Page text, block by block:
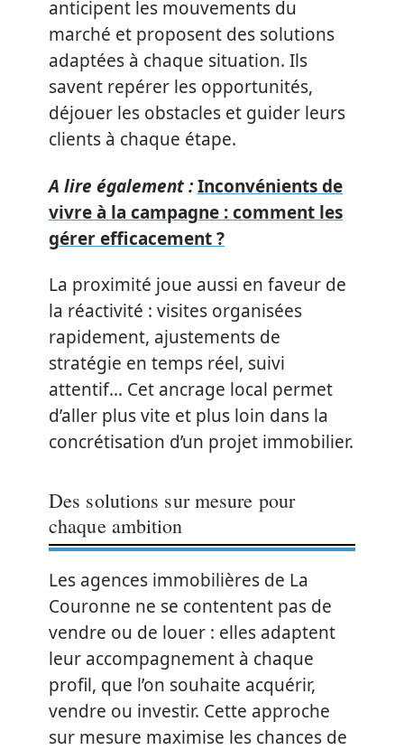
anticipent les mouvements du
marché et proposent des solutions
adaptées à chaque situation. Ils
savent repérer les opportunités,
déjouer les obstacles et guider leurs
clients à chaque étape.
A lire également :Inconvénients de
vivre à la campagne : comment les
gérer efficacement ?
La proximité joue aussi en faveur de
la réactivité : visites organisées
rapidement, ajustements de
stratégie en temps réel, suivi
attentif… Cet ancrage local permet
d’aller plus vite et plus loin dans la
concrétisation d’un projet immobilier.
Des solutions sur mesure pour
chaque ambition
Les agences immobilières de La
Couronne ne se contentent pas de
vendre ou de louer : elles adaptent
leur accompagnement à chaque
profil, que l’on souhaite acquérir,
vendre ou investir. Cette approche
sur mesure maximise les chances de